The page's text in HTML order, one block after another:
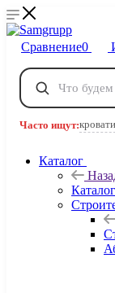
Сравнение0
Телефоны
8 800 222-40-09
Часто ищут:кровати
Каталог
Каталог